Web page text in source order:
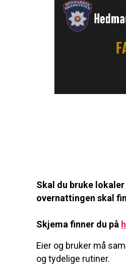
Skal du bruke
overnattingen skal
Skjema finner du på
Eier og bruker må
og tydelige rutiner.